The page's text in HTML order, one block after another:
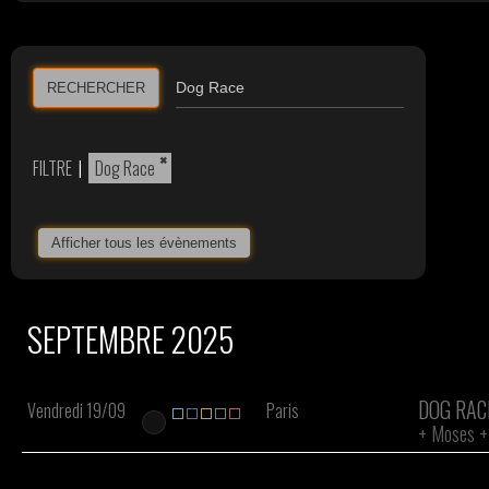
RECHERCHER
FILTRE | ×
Dog Race
Afficher tous les évènements
SEPTEMBRE 2025
Vendredi 19/09 Paris DOG
+ Moses +